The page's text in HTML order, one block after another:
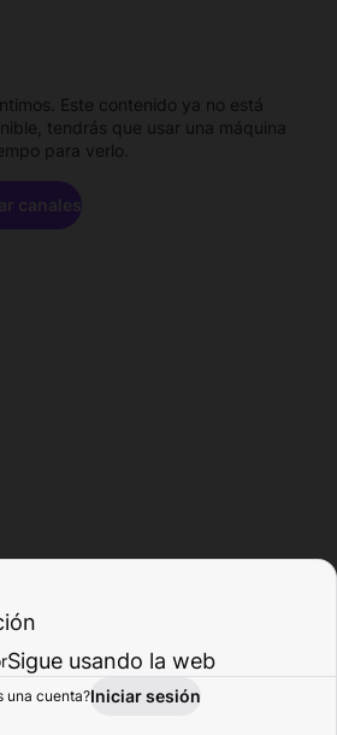
Actividad
Este contenido ya no está
tendrás que usar una máquina
para verlo.
canales
Sigue usando la web
una cuenta?Iniciar sesión